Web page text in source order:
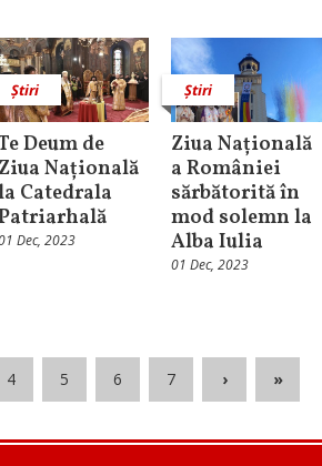
Știri
Deum de
Ziua Națională
Catedrala
Dec, 2023
Știri
Ziua Națională
a României
sărbătorită în
mod solemn la
Alba Iulia
01 Dec, 2023
4 5 6 7 › »